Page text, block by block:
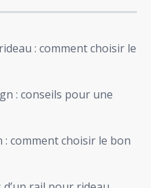
: comment choisir le
: conseils pour une
comment choisir le bon